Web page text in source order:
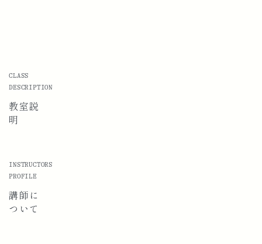
CLASS
DESCRIPTION
教室説
明
INSTRUCTORS
PROFILE
講師に
ついて